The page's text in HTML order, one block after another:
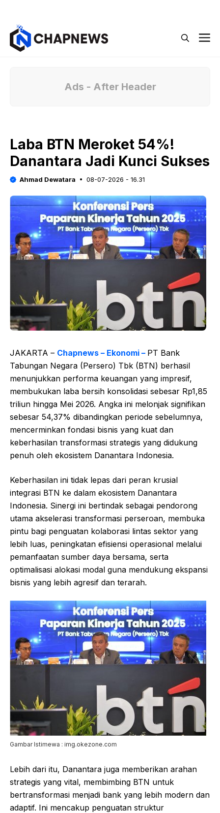
Ads - After Header
Laba BTN Meroket 54%!
Danantara Jadi Kunci Sukses
Ahmad Dewatara 08-07-2026 - 16.31
JAKARTA – Chapnews – Ekonomi – PT Bank
Tabungan Negara (Persero) Tbk (BTN) berhasil
menunjukkan performa keuangan yang impresif,
membukukan laba bersih konsolidasi sebesar Rp1,85
triliun hingga Mei 2026. Angka ini melonjak signifikan
sebesar 54,37% dibandingkan periode sebelumnya,
mencerminkan fondasi bisnis yang kuat dan
keberhasilan transformasi strategis yang didukung
penuh oleh ekosistem Danantara Indonesia.
Keberhasilan ini tidak lepas dari peran krusial
integrasi BTN ke dalam ekosistem Danantara
Indonesia. Sinergi ini bertindak sebagai pendorong
utama akselerasi transformasi perseroan, membuka
pintu bagi penguatan kolaborasi lintas sektor yang
lebih luas, peningkatan efisiensi operasional melalui
pemanfaatan sumber daya bersama, serta
optimalisasi alokasi modal guna mendukung ekspansi
bisnis yang lebih agresif dan terarah.
Gambar Istimewa : img.okezone.com
Lebih dari itu, Danantara juga memberikan arahan
strategis yang vital, membimbing BTN untuk
bertransformasi menjadi bank yang lebih modern dan
adaptif. Ini mencakup penguatan struktur